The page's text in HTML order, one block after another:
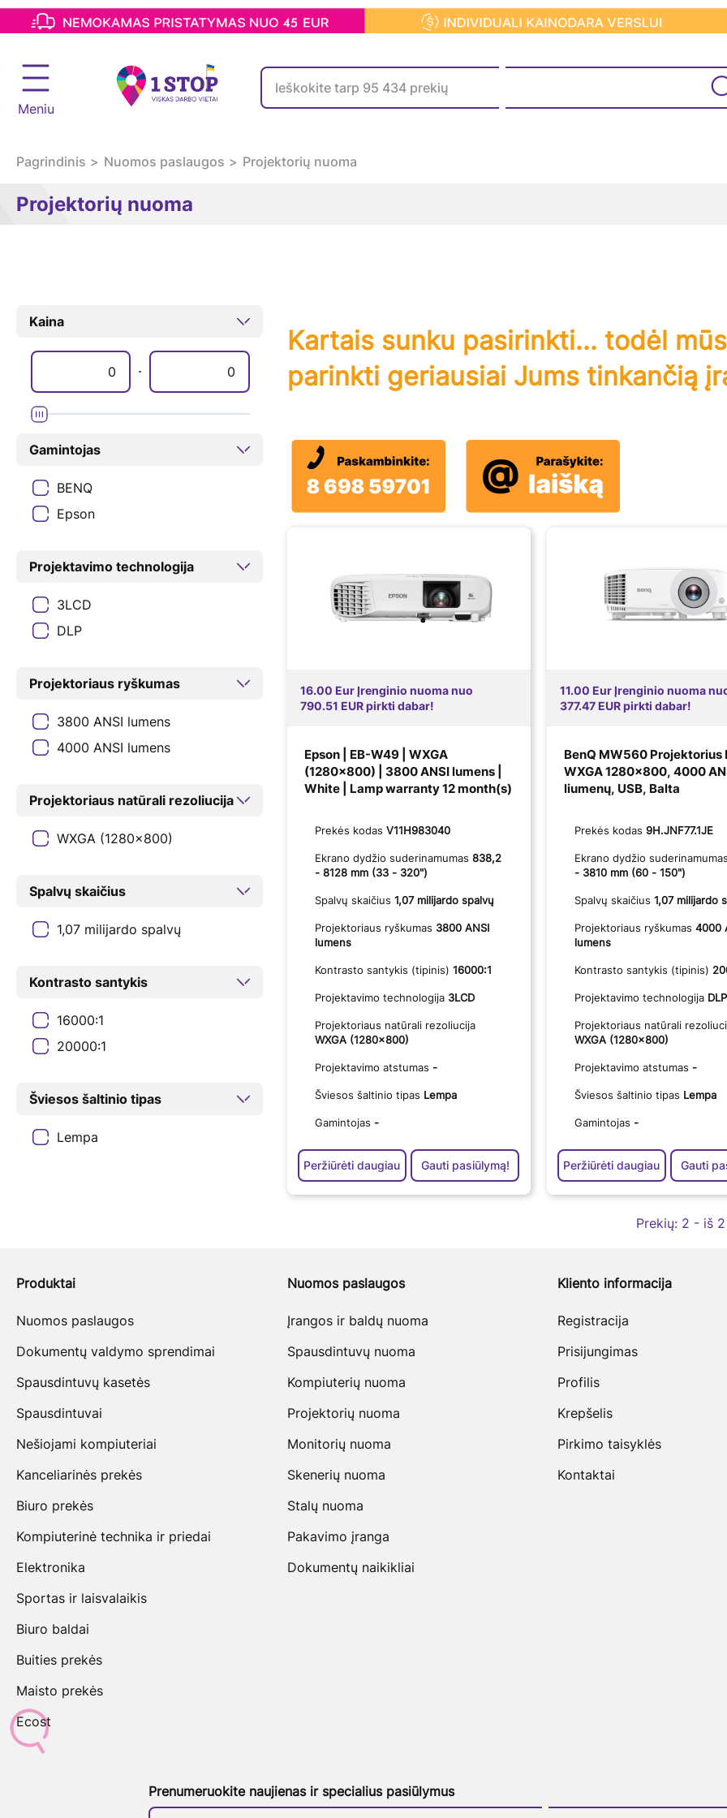
Meniu
Pagrindinis Nuomos paslaugos Projektorių nuoma
Projektorių nuoma
Kaina
Gamintojas
BENQ
Epson
Projektavimo technologija
3LCD
DLP
Projektoriaus ryškumas
3800 ANSI lumens
4000 ANSI lumens
Projektoriaus natūrali rezoliucija
WXGA (1280x800)
Spalvų skaičius
1,07 milijardo spalvų
Kontrasto santykis
16000:1
20000:1
Šviesos šaltinio tipas
Lempa
Kartais sunku pasirinkti... todėl
parinkti geriausiai Jums tinkančią
16.00 Eur Įrenginio nuoma nuo
790.51 EUR pirkti dabar!
Epson | EB-W49 | WXGA
(1280x800) | 3800 ANSI lumens |
White | Lamp warranty 12 month(s)
Prekės kodas V11H983040
Ekrano dydžio suderinamumas 838,2
- 8128 mm (33 - 320")
Spalvų skaičius 1,07 milijardo spalvų
Projektoriaus ryškumas 3800 ANSI
lumens
Kontrasto santykis (tipinis) 16000:1
Projektavimo technologija 3LCD
Projektoriaus natūrali rezoliucija
WXGA (1280x800)
Projektavimo atstumas -
Šviesos šaltinio tipas Lempa
Gamintojas -
Peržiūrėti daugiau Gauti pasiūlymą!
11.00 Eur Įrenginio nuoma
377.47 EUR pirkti dabar!
BenQ MW560 Projektorius
WXGA 1280x800, 4000
liumenų, USB, Balta
Prekės kodas 9H.JNF77.1JE
Ekrano dydžio suderinamumas
- 3810 mm (60 - 150")
Spalvų skaičius 1,07 milijardo
Projektoriaus ryškumas 4000
lumens
Kontrasto santykis (tipinis)
Projektavimo technologija DLP
Projektoriaus natūrali
WXGA (1280x800)
Projektavimo atstumas -
Šviesos šaltinio tipas Lempa
Gamintojas -
Peržiūrėti daugiau Gauti
Prekių: 2 - iš 2
Produktai
Nuomos paslaugos
Dokumentų valdymo sprendimai
Spausdintuvų kasetės
Spausdintuvai
Nešiojami kompiuteriai
Kanceliarinės prekės
Biuro prekės
Kompiuterinė technika ir priedai
Elektronika
Sportas ir laisvalaikis
Biuro baldai
Buities prekės
Maisto prekės
Ecost
Nuomos paslaugos
Įrangos ir baldų nuoma
Spausdintuvų nuoma
Kompiuterių nuoma
Projektorių nuoma
Monitorių nuoma
Skenerių nuoma
Stalų nuoma
Pakavimo įranga
Dokumentų naikikliai
Kliento informacija
Registracija
Prisijungimas
Profilis
Krepšelis
Pirkimo taisyklės
Kontaktai
Prenumeruokite naujienas ir specialius pasiūlymus